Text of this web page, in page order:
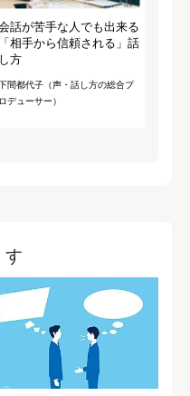
話が苦手な人でも出来る
「相手から信頼される」話
し方
間都代子（声・話し方の総合プ
ロデューサー）